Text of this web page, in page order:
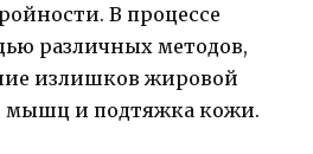
В процессе
различных методов,
излишков жировой
мышц и подтяжка кожи.